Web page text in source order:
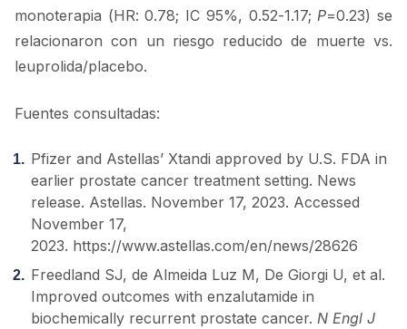
monoterapia (HR: 0.78; IC 95%, 0.52-1.17; P=0.23) se
relacionaron con un riesgo reducido de muerte vs.
leuprolida/placebo.
Fuentes consultadas:
Pfizer and Astellas’ Xtandi approved by U.S. FDA in
earlier prostate cancer treatment setting. News
release. Astellas. November 17, 2023. Accessed
November 17,
2023. https://www.astellas.com/en/news/28626
Freedland SJ, de Almeida Luz M, De Giorgi U, et al.
Improved outcomes with enzalutamide in
biochemically recurrent prostate cancer. N Engl J